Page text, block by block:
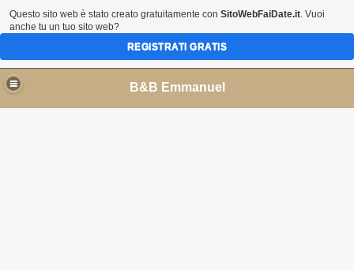
B&B Emmanuel
Questo sito web è stato creato gratuitamente con SitoWebFaiDate.it. Vuoi
anche tu un tuo sito web?
REGISTRATI GRATIS